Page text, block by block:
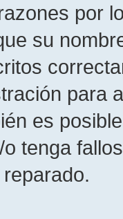
por
su
para
es
tenga